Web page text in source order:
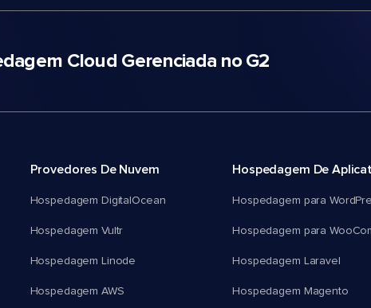
Cloud Gerenciada no G2
Provedores De Nuvem
Hospedagem DigitalOcean
Hospedagem Vultr
Hospedagem Linode
Hospedagem AWS
Hospedagem De
Hospedagem para
Hospedagem para
Hospedagem Laravel
Hospedagem Magento